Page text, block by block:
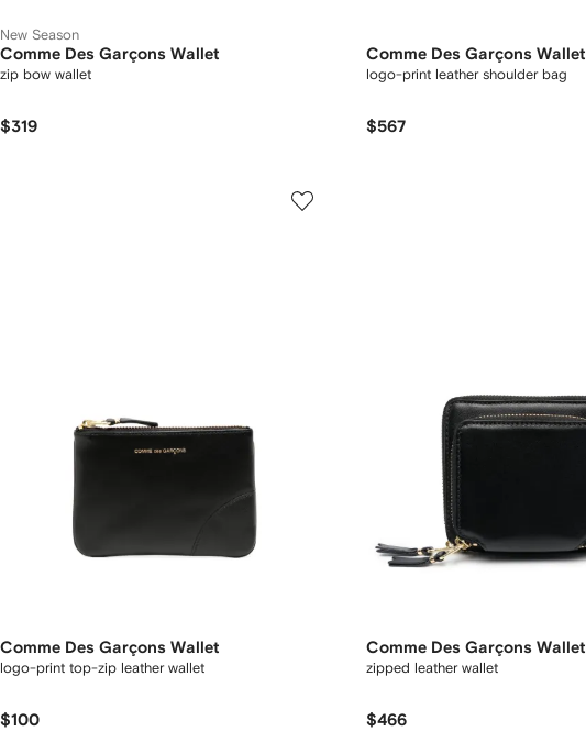
New Season
Comme Des Garçons Wallet
zip bow wallet
$319
Comme Des Garçons Wallet
logo-print leather shoulder bag
$567
Comme Des Garçons Wallet
logo-print top-zip leather wallet
$100
Comme Des Garçons Wallet
zipped leather wallet
$466